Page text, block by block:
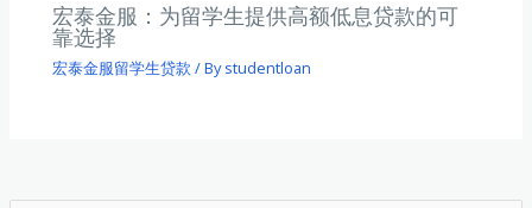
宏泰金服：为留学生提供高额低息贷款的可
靠选择
宏泰金服留学生贷款 / Bystudentloan